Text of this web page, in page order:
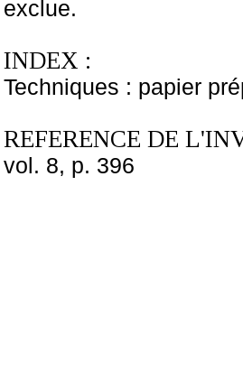
exclue.
INDEX :
Techniques : papier
REFERENCE DE
vol. 8, p. 396